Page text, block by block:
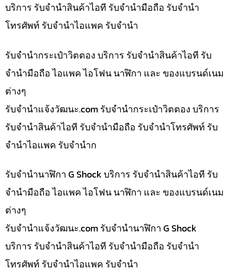
บริการ รับจำนำสินค้าไอที รับจำนำมือถือ รับจำนำ
โทรศัพท์ รับจำนำไอแพค รับจำนำ
รับจำนำกระเป๋าวิตตอง บริการ รับจำนำสินค้าไอที รับ
จำนำมือถือ ไอแพค ไอโฟน นาฬิกา และ ของแบรนด์เนม
ต่างๆ
รับจํานําแจ้งวัฒนะ.com รับจำนำกระเป๋าวิตตอง บริการ
รับจำนำสินค้าไอที รับจำนำมือถือ รับจำนำโทรศัพท์ รับ
จำนำไอแพค รับจำนำก
รับจำนำนาฬิกา G Shock บริการ รับจำนำสินค้าไอที รับ
จำนำมือถือ ไอแพค ไอโฟน นาฬิกา และ ของแบรนด์เนม
ต่างๆ
รับจํานําแจ้งวัฒนะ.com รับจำนำนาฬิกา G Shock
บริการ รับจำนำสินค้าไอที รับจำนำมือถือ รับจำนำ
โทรศัพท์ รับจำนำไอแพค รับจำนำ